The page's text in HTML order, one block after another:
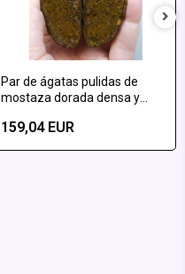
Par de ágatas pulidas de
mostaza dorada densa y
159,04 EUR